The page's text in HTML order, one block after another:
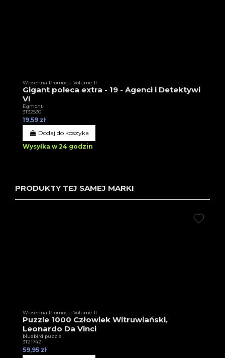
Wiosenna Promocja Volume II
Gigant poleca extra - 19 - Agenci i Detektywi
VI
Egmont
3T32530
19,59 zł
Dodaj do koszyka
Wysyłka w 24 godzin
PRODUKTY TEJ SAMEJ MARKI
Wiosenna Promocja Volume II
Puzzle 1000 Człowiek Witruwiański,
Leonardo Da Vinci
bluebird puzzle
3T21742
59,95 zł